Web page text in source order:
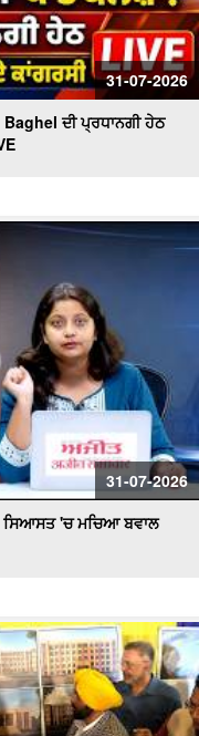
31-07-2026
ਦੀ ਪ੍ਰਧਾਨਗੀ ਹੇਠ
31-07-2026
ਸਿਆਸਤ 'ਚ ਮਚਿਆ ਬਵਾਲ